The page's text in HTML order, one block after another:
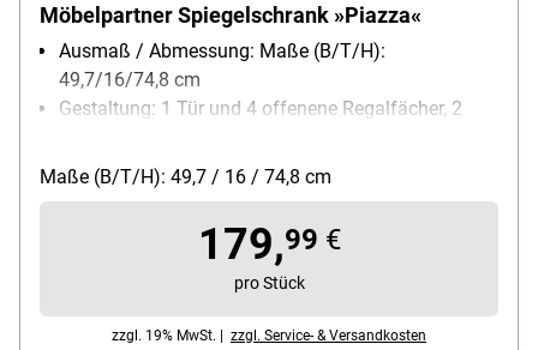
Möbelpartner Spiegelschrank »Piazza«
Ausmaß / Abmessung: Maße (B/T/H):
49,7/16/74,8 cm
Gestaltung: 1 Tür und 4 offenene Regalfächer, 2
Schalter-/Steckdosenkombination hinter der Tür,
inkl. LED-Aufbauleuchte, 800 Lumen, 5,4 Watt, 5000
Kelvin, Länge der Lampe ca. 30 cm
Fachböden verstellbar: Ja
Maße (B/T/H): 49,7 / 16 / 74,8 cm
179,99 €
pro Stück
zzgl. 19% MwSt. | zzgl. Service- & Versandkosten